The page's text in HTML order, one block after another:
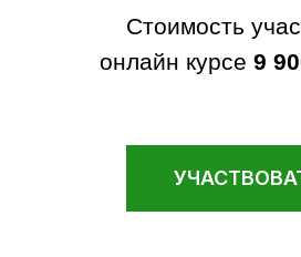
Стоимость
онлайн курсе 9